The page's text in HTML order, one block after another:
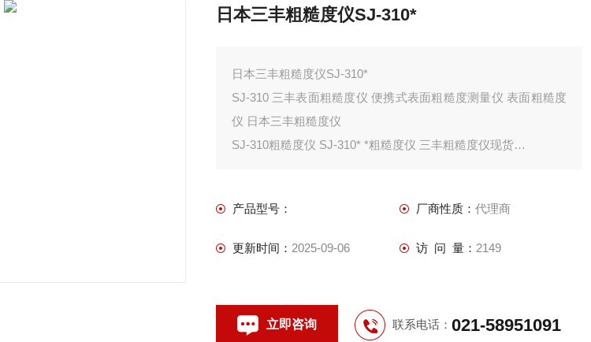
日本三丰粗糙度仪SJ-310*
日本三丰粗糙度仪SJ-310*
SJ-310 三丰表面粗糙度仪 便携式表面粗糙度测量仪 表面粗糙度
仪 日本三丰粗糙度仪
SJ-310粗糙度仪 SJ-310* *粗糙度仪 三丰粗糙度仪现货
178系列便携式表面粗糙度测量仪
产品型号： 厂商性质： 代理商
更新时间： 2025-09-06 访 问 量： 2149
立即咨询 联系电话： 021-58951091